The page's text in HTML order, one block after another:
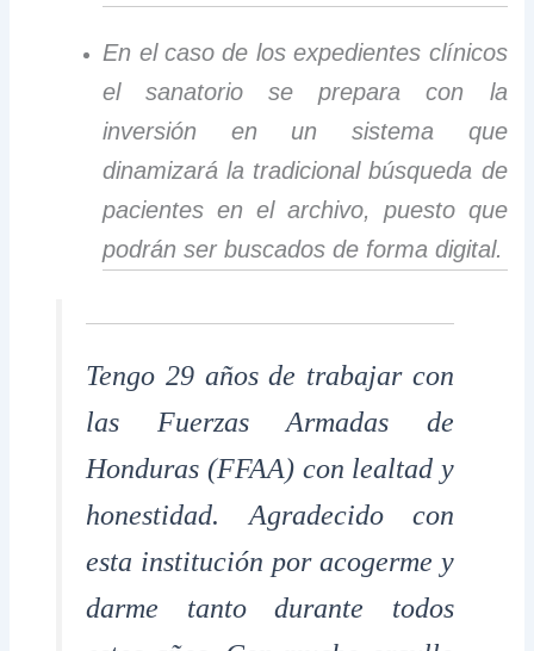
En el caso de los expedientes clínicos
el sanatorio se prepara con la
inversión en un sistema que
dinamizará la tradicional búsqueda de
pacientes en el archivo, puesto que
podrán ser buscados de forma digital.
Tengo 29 años de trabajar con
las Fuerzas Armadas de
Honduras (FFAA) con lealtad y
honestidad. Agradecido con
esta institución por acogerme y
darme tanto durante todos